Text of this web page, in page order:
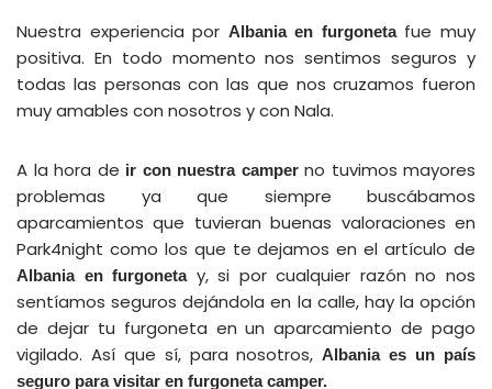
Nuestra experiencia por Albania en furgonetafue muy
positiva. En todo momento nos sentimos seguros y
todas las personas con las que nos cruzamos fueron
muy amables con nosotros y con Nala.
A la hora de ir con nuestra camperno tuvimos mayores
problemas ya que siempre buscábamos
aparcamientos que tuvieran buenas valoraciones en
Park4night como los que te dejamos en el artículo de
Albania en furgonetay, si por cualquier razón no nos
sentíamos seguros dejándola en la calle, hay la opción
de dejar tu furgoneta en un aparcamiento de pago
vigilado. Así que sí, para nosotros,Albania es un país
seguro para visitar en furgoneta camper.